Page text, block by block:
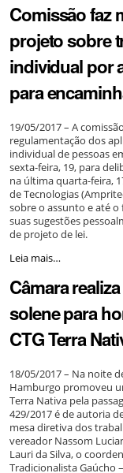
que
dispõe
sobre
os
feriados
municipais
-
Comissão faz
projeto sobre
individual por
para
19/05/2017 – A
regulamentação dos
individual de pessoas
sexta-feira, 19, para
na última quarta-feira,
de Tecnologias
sobre o assunto e até
suas sugestões
de projeto de lei.
Comissão
minuta
de
projeto
sobre
transporte
individual
aplicativo
para
encaminhar
ao
Executivo
-
Leia mais…
Câmara
solene para
CTG Terra
18/05/2017 – Na noite
Hamburgo promoveu
Terra Nativa pela
429/2017 é de autoria
mesa diretiva dos
vereador Nassom
Lauri da Silva, o
Tradicionalista Gaúcho